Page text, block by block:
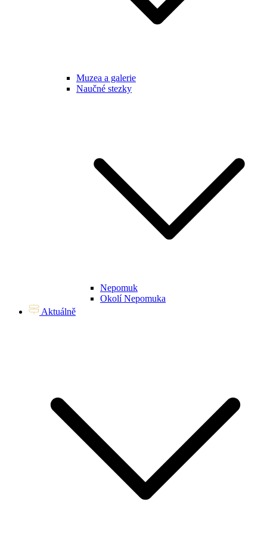
Muzea a galerie
Naučné stezky
Nepomuk
Okolí Nepomuka
Aktuálně